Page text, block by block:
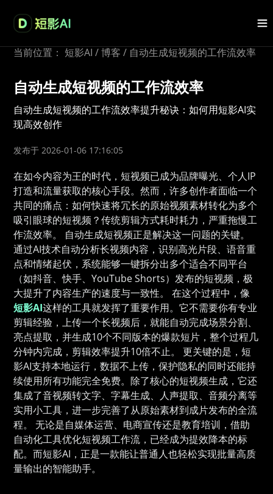
当前位置： 短影AI / 博客 / 自动生成短视频的工作流效率
自动生成短视频的工作流效率
自动生成短视频的工作流效率提升秘诀：如何用短影AI实
现高效创作
发布于 2026-01-06 17:16:05
在如今内容为王的时代，短视频已成为品牌曝光、个人IP
打造和流量获取的核心手段。然而，许多创作者面临一个
共同的痛点：如何快速将冗长的原始视频素材转化为多个
吸引眼球的短视频？传统剪辑方式耗时耗力，严重拖慢工
作流效率。 自动生成短视频正是解决这一问题的关键。
通过AI技术自动分析长视频内容，识别高光片段、语音重
点和情绪起伏，系统能够一键拆分出多个适合不同平台
（如抖音、快手、YouTube Shorts）发布的短视频，极
大提升了内容生产的速度与一致性。 在这个过程中，像
短影AI这样的工具就发挥了重要作用。它不需要你有专业
剪辑经验，上传一个长视频后，就能自动完成场景分割、
亮点提取，并生成10个不同版本的爆款短片，整个过程几
分钟内完成，剪辑效率提升10倍不止。 更关键的是，短
影AI支持本地运行，数据不上传，保护隐私的同时还能持
续使用所有功能完全免费。除了核心的短视频生成，它还
集成了音视频转文字、字幕生成、人声提取、音频分离等
实用小工具，进一步完善了从原始素材到成片发布的全流
程。 无论是自媒体运营、电商宣传还是教育培训，借助
自动化工具优化短视频工作流，已经成为提效降本的标
配。而短影AI，正是一款能让普通人也轻松实现批量高质
量输出的智能助手。